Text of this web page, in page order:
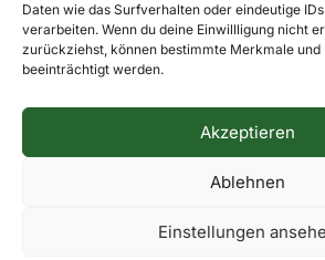
Daten wie das Surfverhalten oder eindeutige
verarbeiten. Wenn du deine Einwillligung nicht
zurückziehst, können bestimmte Merkmale und
beeinträchtigt werden.
Akzeptieren
Ablehnen
Einstellungen
Impressum Datenschutzerklärung